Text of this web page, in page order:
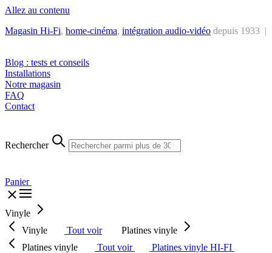
Allez au contenu
Magasin Hi-Fi, home-cinéma, intégration audio-vidéo depuis 1933 |
Blog : tests et conseils
Installations
Notre magasin
FAQ
Contact
Rechercher
Panier
Vinyle
Vinyle
Tout voir
Platines vinyle
Platines vinyle
Tout voir
Platines vinyle HI-FI